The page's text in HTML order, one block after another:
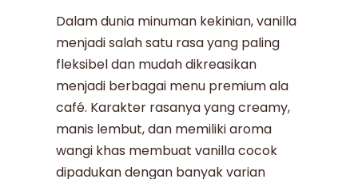
Dalam dunia minuman kekinian, vanilla
menjadi salah satu rasa yang paling
fleksibel dan mudah dikreasikan
menjadi berbagai menu premium ala
café. Karakter rasanya yang creamy,
manis lembut, dan memiliki aroma
wangi khas membuat vanilla cocok
dipadukan dengan banyak varian